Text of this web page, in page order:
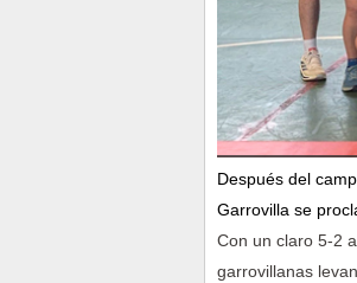
Después del
Garrovilla se
Con un claro 5-2
garrovillanas